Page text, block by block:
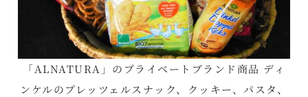
「ALNATURA」のプライベートブランド商品 ディ
ンケルのプレッツェルスナック、クッキー、パスタ、